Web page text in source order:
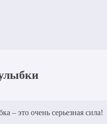
– это очень серьезная сила!